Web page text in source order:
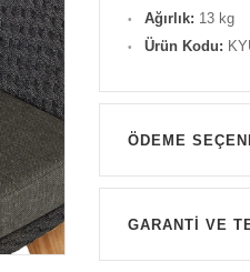
Ağırlık: 13 kg
Ürün Kodu:
ÖDEME
29.550 TL
GARANTİ VE